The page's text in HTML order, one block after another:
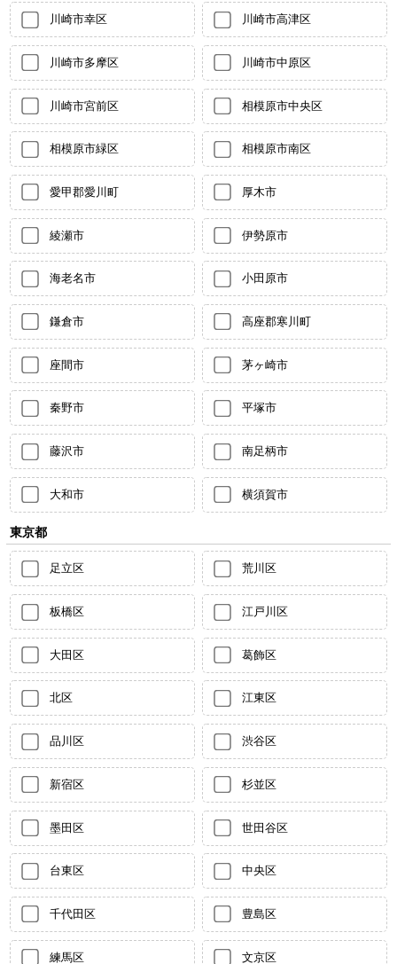
川崎市幸区 川崎市高津区
川崎市多摩区 川崎市中原区
川崎市宮前区 相模原市中央区
相模原市緑区 相模原市南区
愛甲郡愛川町 厚木市
綾瀬市 伊勢原市
海老名市 小田原市
鎌倉市 高座郡寒川町
座間市 茅ヶ崎市
秦野市 平塚市
藤沢市 南足柄市
大和市 横須賀市
東京都
足立区 荒川区
板橋区 江戸川区
大田区 葛飾区
北区 江東区
品川区 渋谷区
新宿区 杉並区
墨田区 世田谷区
台東区 中央区
千代田区 豊島区
練馬区 文京区